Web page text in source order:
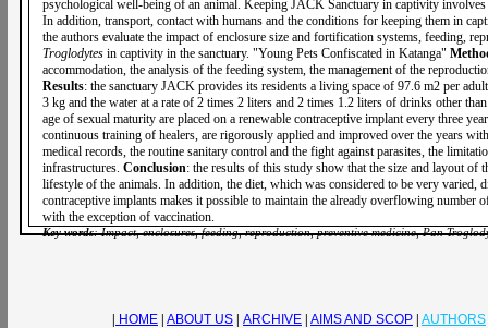
| HOME | ABOUT US | ARCHIVE | AIMS AND SCOP | AUTHORS
psychological well-being of an animal. Keeping JACK Sanctuary in captivity
In addition, transport, contact with humans and the conditions for keeping them in
the authors evaluate the impact of enclosure size and fortification systems, feeding,
Troglodytes in captivity in the sanctuary. "Young Pets Confiscated in Katanga"
accommodation, the analysis of the feeding system, the management of the
Results: the sanctuary JACK provides its residents a living space of 97.6 m2 per
3 kg and the water at a rate of 2 times 2 liters and 2 times 1.2 liters of drinks other
age of sexual maturity are placed on a renewable contraceptive implant every three
continuous training of healers, are rigorously applied and improved over the years
medical records, the routine sanitary control and the fight against parasites, the
infrastructures. Conclusion: the results of this study show that the size and layout of
lifestyle of the animals. In addition, the diet, which was considered to be very varied,
contraceptive implants makes it possible to maintain the already overflowing number
with the exception of vaccination.
Key words: Impact, enclosures, feeding, reproduction, preventive medicine, Pan